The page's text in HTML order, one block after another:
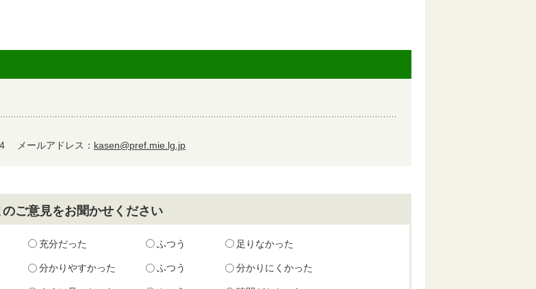
メールアドレス： kasen@pref.mie.lg.jp
ご意見をお聞かせください
充分だった ふつう 足りなかった
分かりやすかった ふつう 分かりにくかった